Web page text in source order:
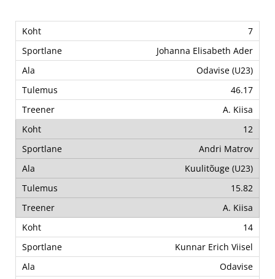
7
Johanna Elisabeth Ader
Odavise (U23)
46.17
A. Kiisa
12
Andri Matrov
Kuulitõuge (U23)
15.82
A. Kiisa
14
Kunnar Erich Viisel
Odavise